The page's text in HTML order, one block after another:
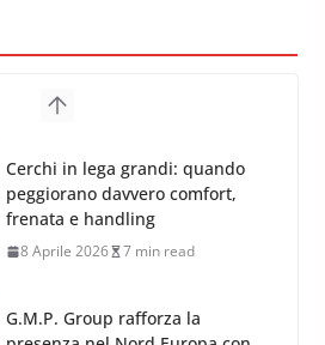
Cerchi in lega grandi: quando
peggiorano davvero comfort,
frenata e handling
8 Aprile 2026 7 min read
G.M.P. Group rafforza la